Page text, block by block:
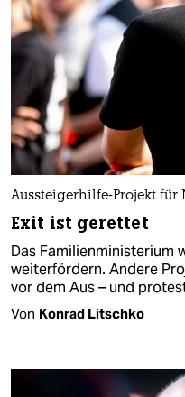
Aussteigerhilfe-Projekt für
Exit ist gerettet
Das Familienministerium
weiterfördern. Andere
vor dem Aus – und
Von Konrad Litschko